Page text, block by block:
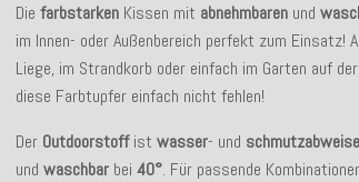
Diefarbstarken Kissen mit abnehmbaren und
im Innen- oder Außenbereich perfekt zum Einsatz!
Liege, im Strandkorb oder einfach im Garten auf
diese Farbtupfer einfach nicht fehlen!
Der Outdoorstoffistwasser- und
undwaschbar bei40°. Für passende